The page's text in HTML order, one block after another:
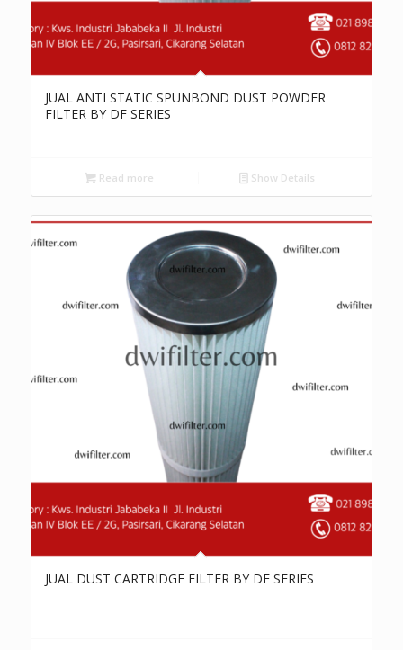
JUAL ANTI STATIC SPUNBOND DUST POWDER
FILTER BY DF SERIES
Read more Show Details
JUAL DUST CARTRIDGE FILTER BY DF SERIES